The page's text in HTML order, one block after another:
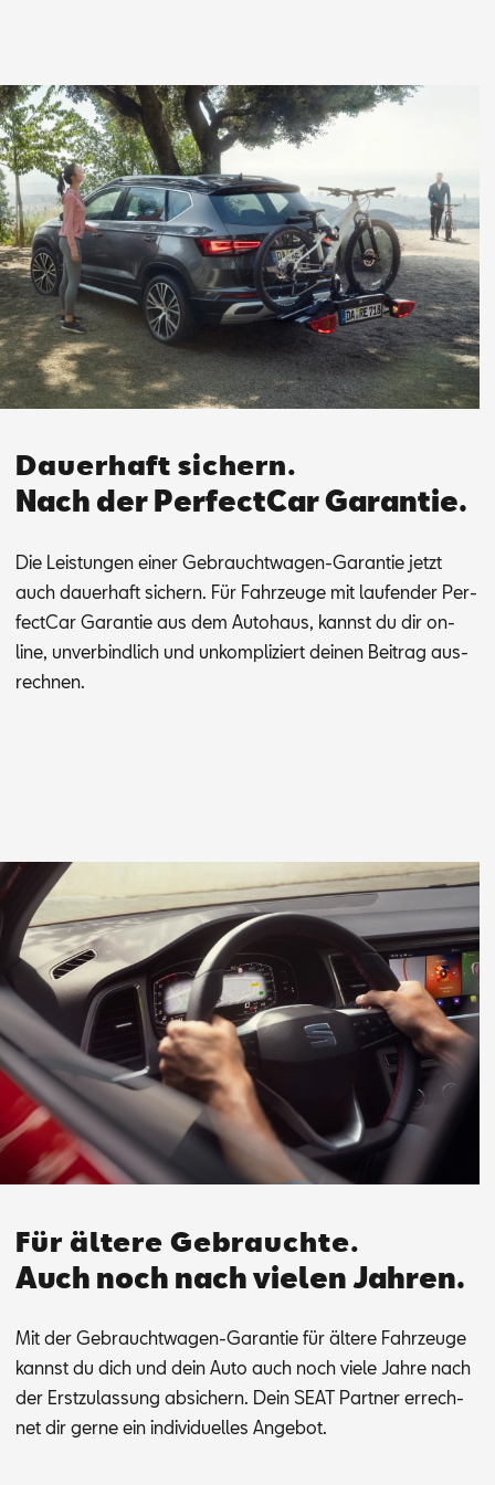
Dauerhaft sichern.
Nach der PerfectCar Garantie.
Die Leis­tun­gen ei­ner Ge­braucht­wa­gen-Ga­ran­tie jetzt
auch dau­er­haft si­chern. Für Fahr­zeu­ge mit lau­fen­der Per­
fec­t­Car Ga­ran­tie aus dem Au­to­haus, kannst du dir on­
line, un­ver­bind­lich und un­kom­pli­ziert dei­nen Bei­trag aus­
rech­nen.
Für ältere Gebrauchte.
Auch noch nach vielen Jahren.
Mit der Ge­braucht­wa­gen-Ga­ran­tie für äl­te­re Fahr­zeu­ge
kannst du dich und dein Auto auch noch vie­le Jah­re nach
der Erst­zu­las­sung ab­si­chern. Dein SEAT Part­ner er­rech­
net dir ger­ne ein in­di­vi­du­el­les An­ge­bot.